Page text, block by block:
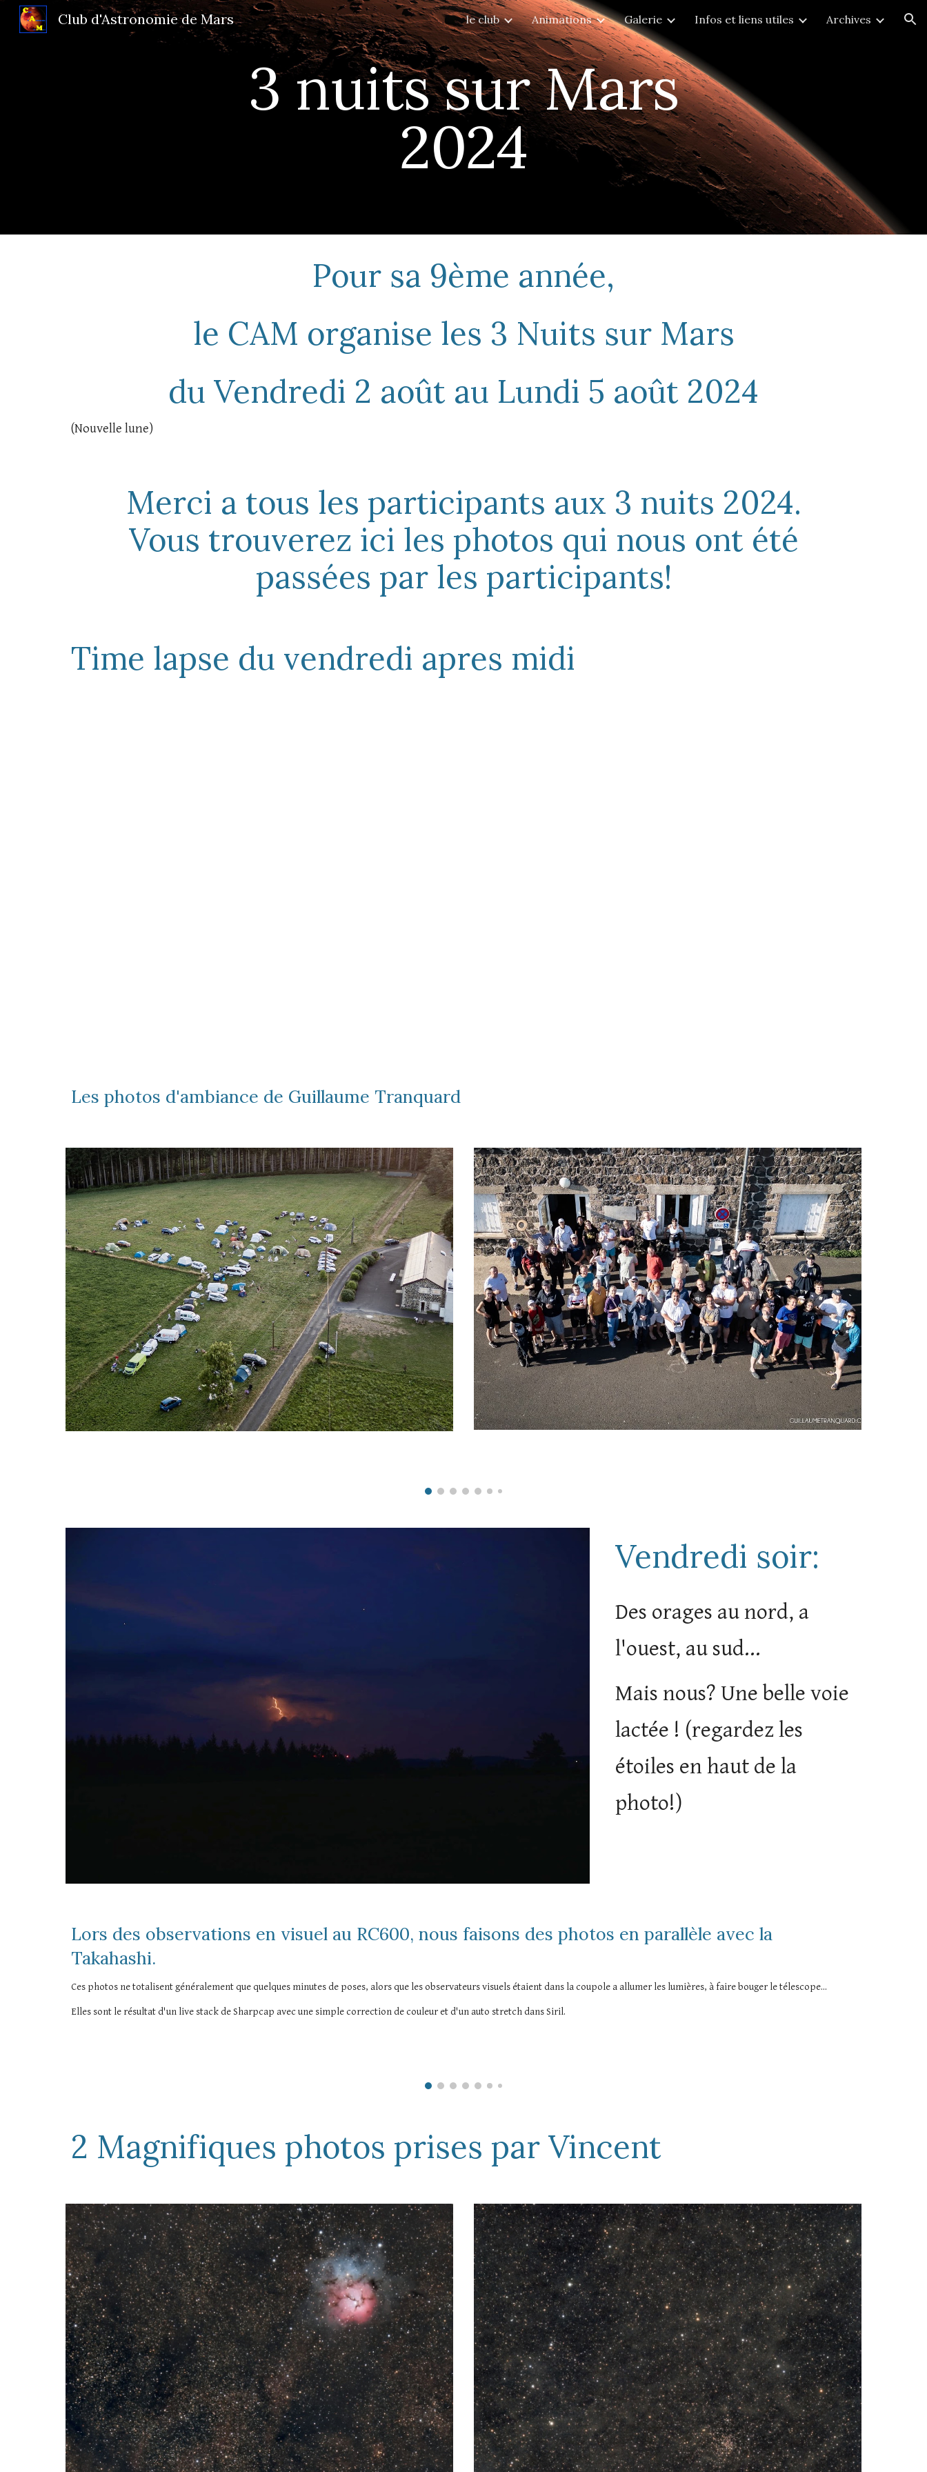
Skip to main content Skip to navigation
Club d'Astronomie de Mars le club Animations Galerie Infos et liens utiles Archives
3 nuits sur Mars
2024
Pour sa 9ème année,
le CAM organise les 3 Nuits sur Mars
du Vendredi 2 août au Lundi 5 août 2024
(Nouvelle lune)
Merci a tous les participants aux 3 nuits 2024.
Vous trouverez ici les photos qui nous ont été
passées par les participants!
Time lapse du vendredi apres midi
Les photos d'ambiance de Guillaume Tranquard
Vendredi soir:
Des orages au nord, a
l'ouest, au sud...
Mais nous? Une belle voie
lactée ! (regardez les
étoiles en haut de la
photo!)
Lors des observations en visuel au RC600, nous faisons des photos en parallèle avec la
Takahashi.
Ces photos ne totalisent généralement que quelques minutes de poses, alors que les observateurs visuels étaient dans la coupole a allumer les lumières, à faire bouger le télescope...
Elles sont le résultat d'un live stack de Sharpcap avec une simple correction de couleur et d'un auto stretch dans Siril.
2 Magnifiques photos prises par Vincent